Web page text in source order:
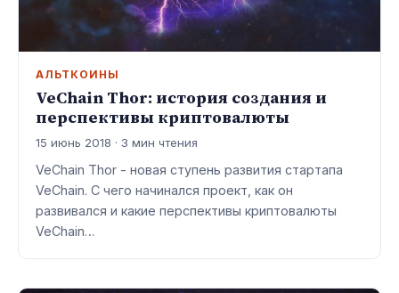
АЛЬТКОИНЫ
VeChain Thor: история создания и
перспективы криптовалюты
15 июнь 2018 · 3 мин чтения
VeChain Thor - новая ступень развития стартапа
VeChain. С чего начинался проект, как он
развивался и какие перспективы криптовалюты
VeChain…